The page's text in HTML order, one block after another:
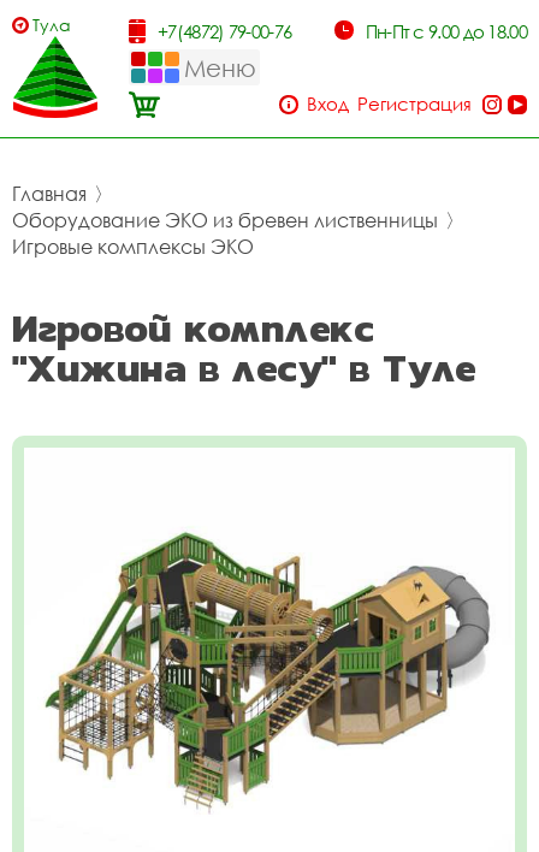
Тула +7(4872) 79-00-76 Пн-Пт с 9.00 до 18.00
Меню
Вход Регистрация
Главная 〉
Оборудование ЭКО из бревен лиственницы 〉
Игровые комплексы ЭКО
Игровой комплекс
"Хижина в лесу" в Туле